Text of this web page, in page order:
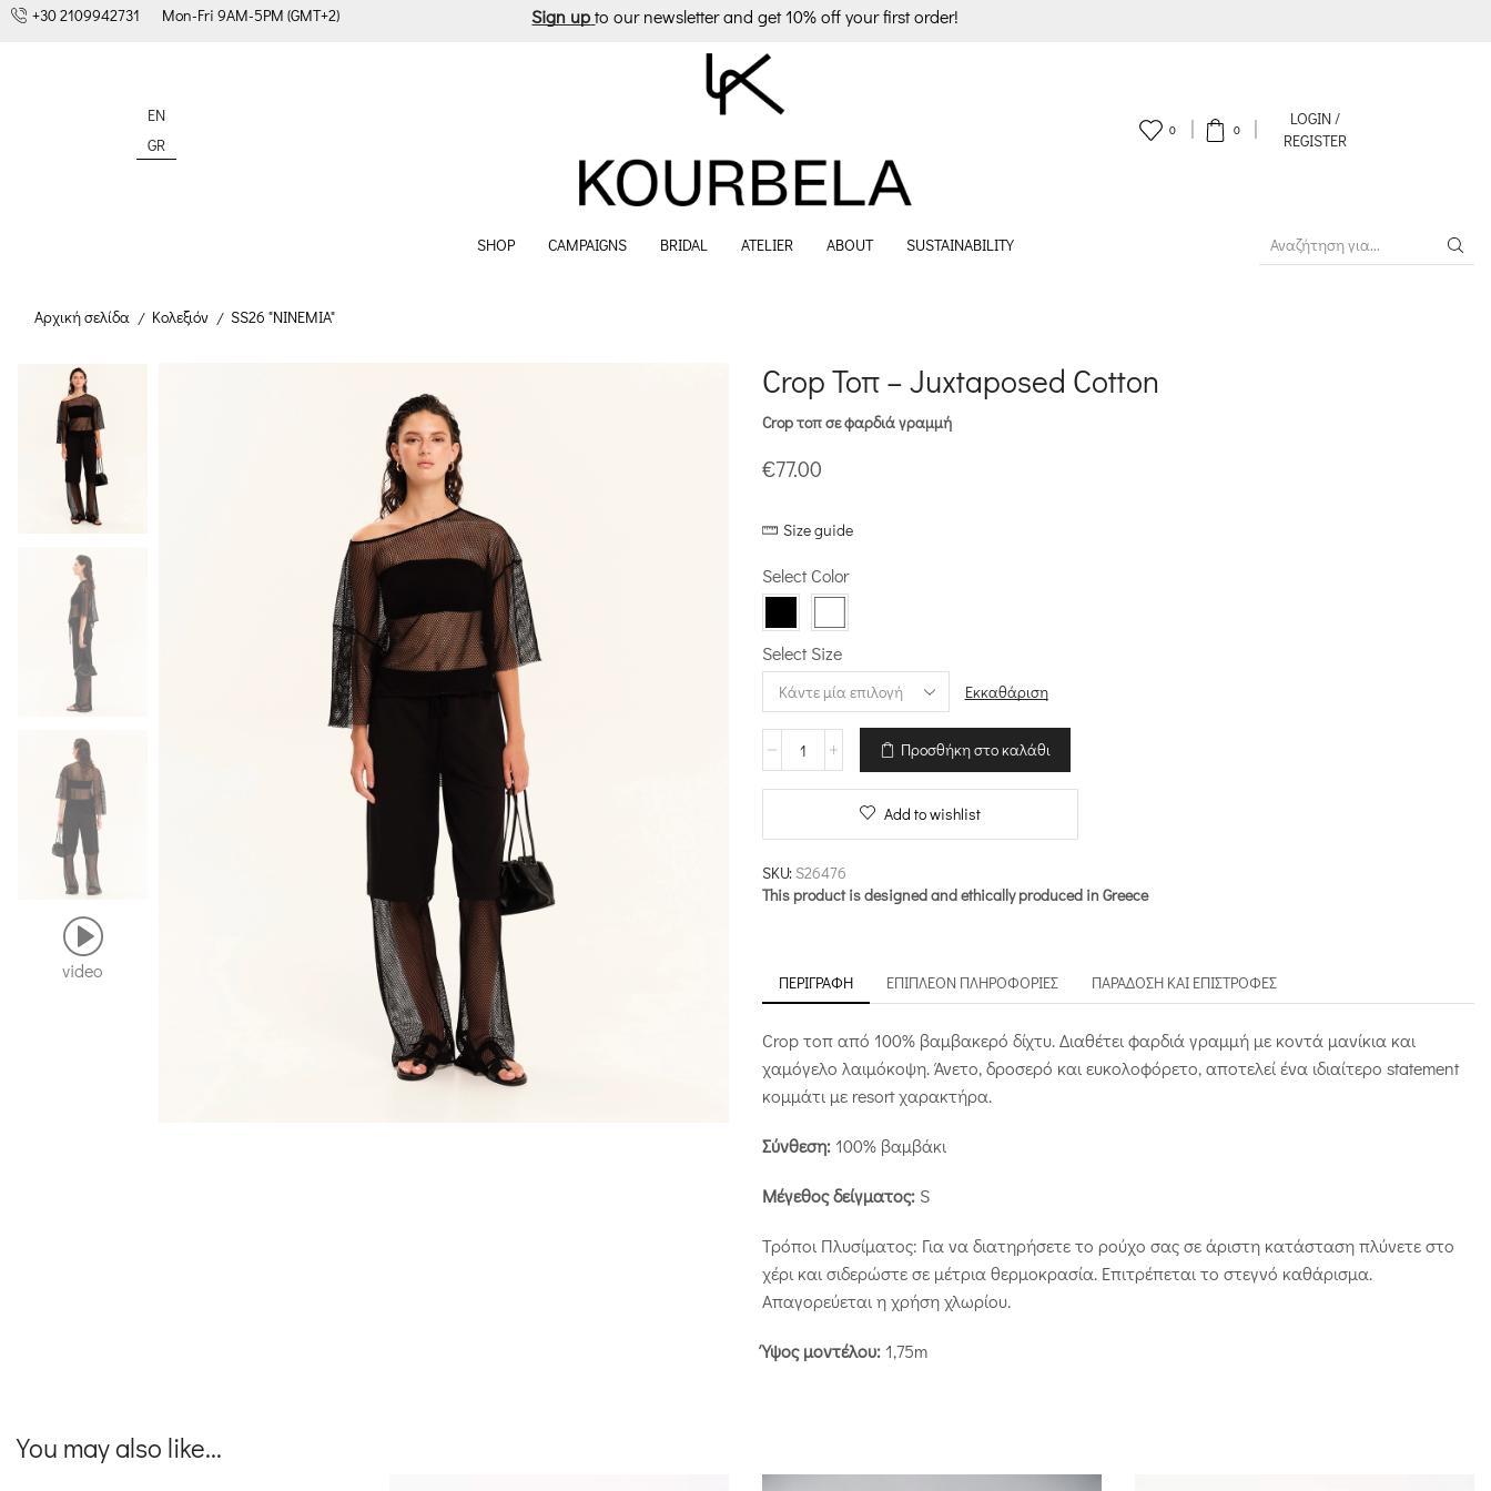
+30 2109942731 Mon-Fri 9AM-5PM (GMT+2) Sign up to our newsletter and get 10% off your first order!
EN
GR
0 0
LOGIN /
REGISTER
SHOP CAMPAIGNS BRIDAL ATELIER ABOUT SUSTAINABILITY
SEARCH
Αρχική σελίδα / Κολεξιόν / SS26 "NINEMIA"
video
Crop Τοπ – Juxtaposed Cotton
Crop τοπ σε φαρδιά γραμμή
€77.00
Size guide
Select Color
Select Size
Εκκαθάριση
Προσθήκη στο καλάθι
Add to wishlist
SKU: S26476
This product is designed and ethically produced in Greece
ΠΕΡΙΓΡΑΦΉ ΕΠΙΠΛΈΟΝ ΠΛΗΡΟΦΟΡΊΕΣ ΠΑΡΆΔΟΣΗ ΚΑΙ ΕΠΙΣΤΡΟΦΈΣ
Crop τοπ από 100% βαμβακερό δίχτυ. Διαθέτει φαρδιά γραμμή με κοντά μανίκια και
χαμόγελο λαιμόκοψη. Άνετο, δροσερό και ευκολοφόρετο, αποτελεί ένα ιδιαίτερο statement
κομμάτι με resort χαρακτήρα.
Σύνθεση: 100% βαμβάκι
Μέγεθος δείγματος: S
Τρόποι Πλυσίματος: Για να διατηρήσετε το ρούχο σας σε άριστη κατάσταση πλύνετε στο
χέρι και σιδερώστε σε μέτρια θερμοκρασία. Επιτρέπεται το στεγνό καθάρισμα.
Απαγορεύεται η χρήση χλωρίου.
Ύψος μοντέλου: 1,75m
You may also like...